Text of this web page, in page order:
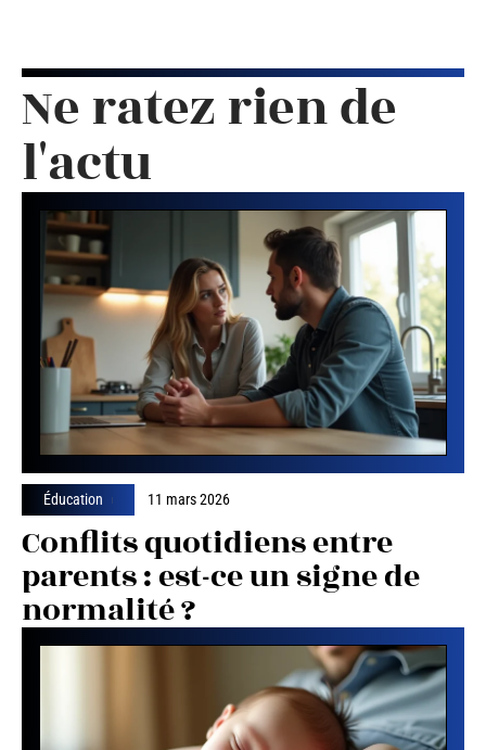
Ne ratez rien de
l'actu
Éducation 11 mars 2026
Conflits quotidiens entre
parents : est-ce un signe de
normalité ?